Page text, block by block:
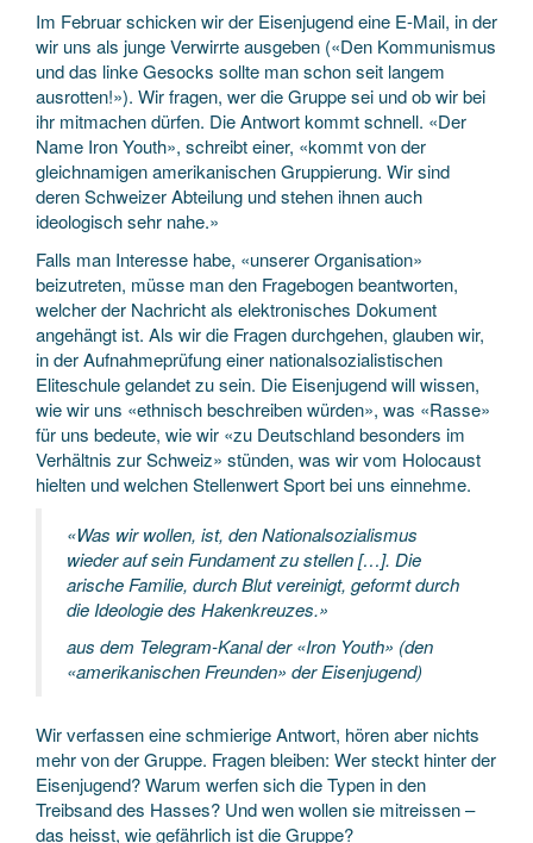
Im Februar schicken wir der Eisenjugend eine E-Mail, in der
wir uns als junge Verwirrte ausgeben («Den Kommunismus
und das linke Gesocks sollte man schon seit langem
ausrotten!»). Wir fragen, wer die Gruppe sei und ob wir bei
ihr mitmachen dürfen. Die Antwort kommt schnell. «Der
Name Iron Youth», schreibt einer, «kommt von der
gleichnamigen amerikanischen Gruppierung. Wir sind
deren Schweizer Abteilung und stehen ihnen auch
ideologisch sehr nahe.»
Falls man Interesse habe, «unserer Organisation»
beizutreten, müsse man den Fragebogen beantworten,
welcher der Nachricht als elektronisches Dokument
angehängt ist. Als wir die Fragen durchgehen, glauben wir,
in der Aufnahmeprüfung einer nationalsozialistischen
Eliteschule gelandet zu sein. Die Eisenjugend will wissen,
wie wir uns «ethnisch beschreiben würden», was «Rasse»
für uns bedeute, wie wir «zu Deutschland besonders im
Verhältnis zur Schweiz» stünden, was wir vom Holocaust
hielten und welchen Stellenwert Sport bei uns einnehme.
«Was wir wollen, ist, den Nationalsozialismus
wieder auf sein Fundament zu stellen […]. Die
arische Familie, durch Blut vereinigt, geformt durch
die Ideologie des Hakenkreuzes.»
aus dem Telegram-Kanal der «Iron Youth» (den
«amerikanischen Freunden» der Eisenjugend)
Wir verfassen eine schmierige Antwort, hören aber nichts
mehr von der Gruppe. Fragen bleiben: Wer steckt hinter der
Eisenjugend? Warum werfen sich die Typen in den
Treibsand des Hasses? Und wen wollen sie mitreissen –
das heisst, wie gefährlich ist die Gruppe?